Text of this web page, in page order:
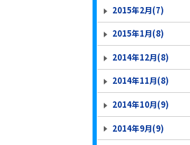
2015年2月(7)
2015年1月(8)
2014年12月(8)
2014年11月(8)
2014年10月(9)
2014年9月(9)